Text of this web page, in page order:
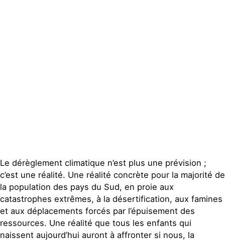
Le dérèglement climatique n’est plus une prévision ;
c’est une réalité. Une réalité concrète pour la majorité de
la population des pays du Sud, en proie aux
catastrophes extrêmes, à la désertification, aux famines
et aux déplacements forcés par l’épuisement des
ressources. Une réalité que tous les enfants qui
naissent aujourd’hui auront à affronter si nous, la